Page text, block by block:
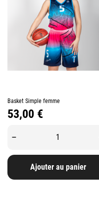
Basket Simple femme
Prix
53,00 €
–
Ajouter au panier